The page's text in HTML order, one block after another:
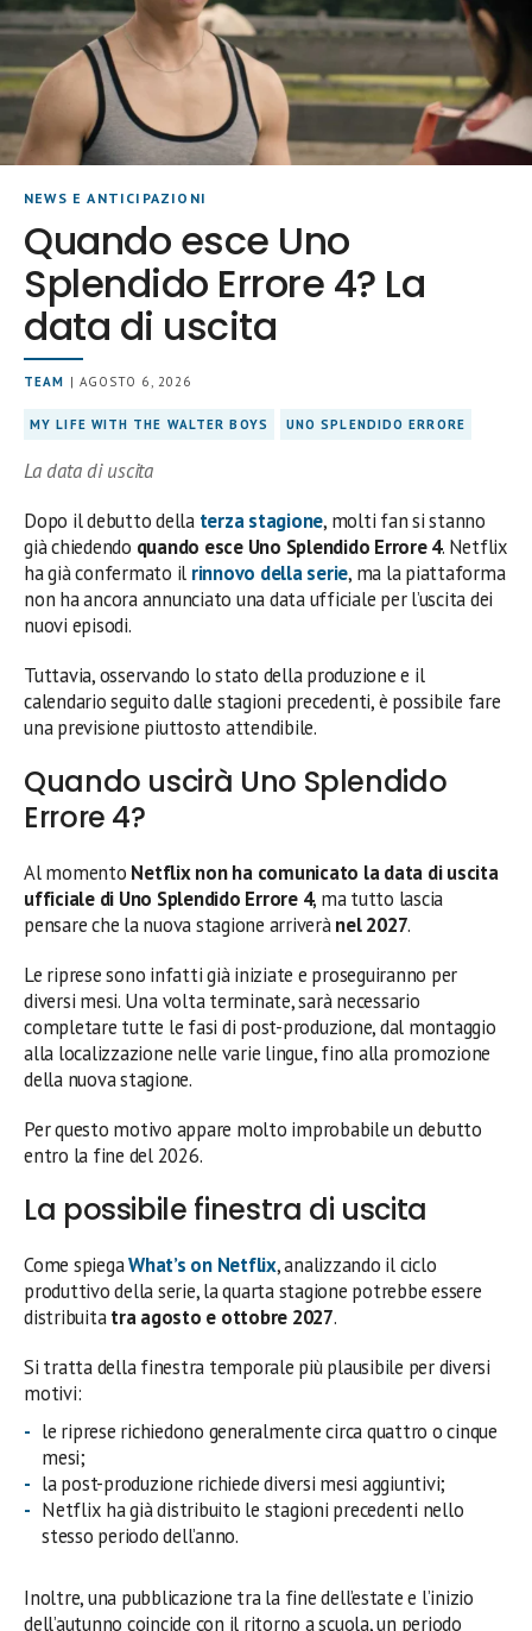
NEWS E ANTICIPAZIONI
Quando esce Uno
Splendido Errore 4? La
data di uscita
TEAM | AGOSTO 6, 2026
MY LIFE WITH THE WALTER BOYS UNO SPLENDIDO ERRORE
La data di uscita
Dopo il debutto della terza stagione, molti fan si stanno
già chiedendo quando esce Uno Splendido Errore 4. Netflix
ha già confermato il rinnovo della serie, ma la piattaforma
non ha ancora annunciato una data ufficiale per l’uscita dei
nuovi episodi.
Tuttavia, osservando lo stato della produzione e il
calendario seguito dalle stagioni precedenti, è possibile fare
una previsione piuttosto attendibile.
Quando uscirà Uno Splendido
Errore 4?
Al momento Netflix non ha comunicato la data di uscita
ufficiale di Uno Splendido Errore 4, ma tutto lascia
pensare che la nuova stagione arriverànel 2027.
Le riprese sono infatti già iniziate e proseguiranno per
diversi mesi. Una volta terminate, sarà necessario
completare tutte le fasi di post-produzione, dal montaggio
alla localizzazione nelle varie lingue, fino alla promozione
della nuova stagione.
Per questo motivo appare molto improbabile un debutto
entro la fine del 2026.
La possibile finestra di uscita
Come spiegaWhat’s on Netflix, analizzando il ciclo
produttivo della serie, la quarta stagione potrebbe essere
distribuitatra agosto e ottobre 2027.
Si tratta della finestra temporale più plausibile per diversi
motivi:
le riprese richiedono generalmente circa quattro o cinque
mesi;
la post-produzione richiede diversi mesi aggiuntivi;
Netflix ha già distribuito le stagioni precedenti nello
stesso periodo dell’anno.
Inoltre, una pubblicazione tra la fine dell’estate e l’inizio
dell’autunno coincide con il ritorno a scuola, un periodo